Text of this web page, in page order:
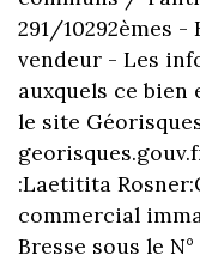
291/10292èmes
vendeur - Les
auxquels ce
le site
:Laetitita
commercial
Bresse sous le